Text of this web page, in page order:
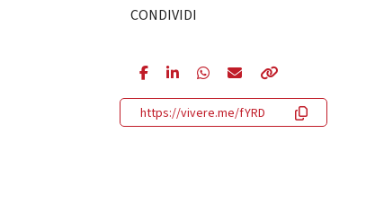
CONDIVIDI
https://vivere.me/fYRD